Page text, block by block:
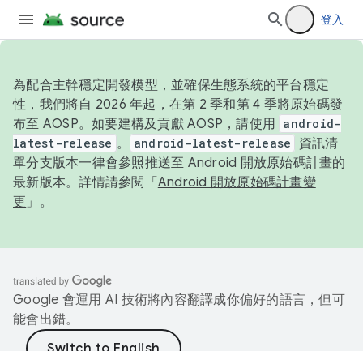
登入
為配合主幹穩定開發模型，並確保生態系統的平台穩定
性，我們將自 2026 年起，在第 2 季和第 4 季將原始碼發
布至 AOSP。如要建構及貢獻 AOSP，請使用 android-
latest-release 。 android-latest-release
資訊清
單分支版本一律會參照推送至 Android 開放原始碼計畫的
最新版本。詳情請參閱「 Android 開放原始碼計畫變
更 」。
Google 會運用 AI 技術將內容翻譯成你偏好的語言，但可
能會出錯。